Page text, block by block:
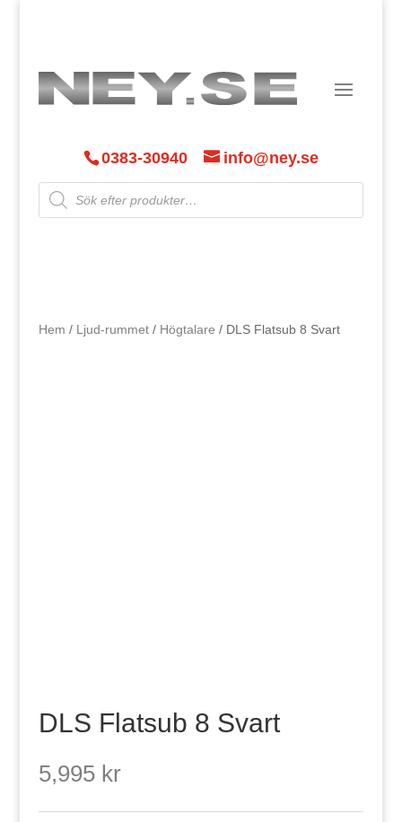
0383-30940 info@ney.se
Products
search
Hem / Ljud-rummet/ Högtalare / DLS Flatsub 8 Svart
DLS Flatsub 8 Svart
5,995 kr